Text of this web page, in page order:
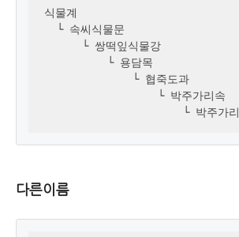
식물계
  └ 속씨식물문
      └ 쌍떡잎식물강
          └ 용담목
              └ 협죽도과
                  └ 박주가리속
                      └ 박주가리
다른이름